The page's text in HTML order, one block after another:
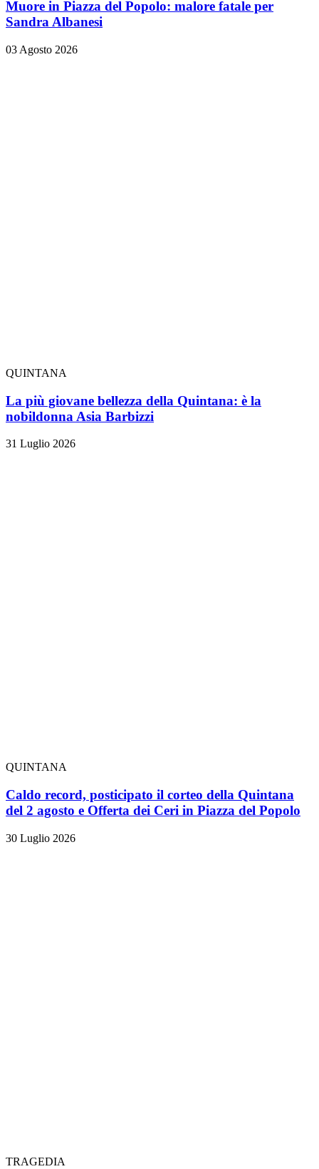
Muore in Piazza del Popolo: malore fatale per
Sandra Albanesi
03 Agosto 2026
QUINTANA
La più giovane bellezza della Quintana: è la
nobildonna Asia Barbizzi
31 Luglio 2026
QUINTANA
Caldo record, posticipato il corteo della Quintana
del 2 agosto e Offerta dei Ceri in Piazza del Popolo
30 Luglio 2026
TRAGEDIA